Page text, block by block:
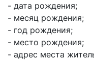
- дата рождения;
- месяц рождения;
- год рождения;
- место рождения;
- адрес места